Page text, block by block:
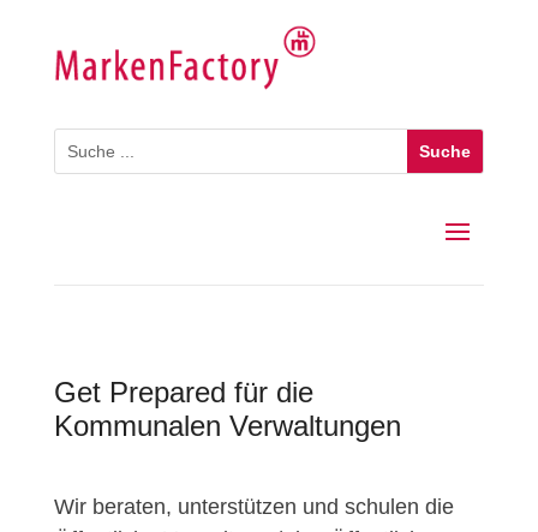
Get Prepared für die
Kommunalen Verwaltungen
Wir beraten, unterstützen und schulen die